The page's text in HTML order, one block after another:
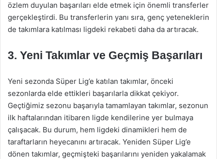
özlem duyulan başarıları elde etmek için önemli transferler
gerçekleştirdi. Bu transferlerin yanı sıra, genç yeteneklerin
de takımlara katılması ligdeki rekabeti daha da artıracak.
3. Yeni Takımlar ve Geçmiş Başarıları
Yeni sezonda Süper Lig’e katılan takımlar, önceki
sezonlarda elde ettikleri başarılarla dikkat çekiyor.
Geçtiğimiz sezonu başarıyla tamamlayan takımlar, sezonun
ilk haftalarından itibaren ligde kendilerine yer bulmaya
çalışacak. Bu durum, hem ligdeki dinamikleri hem de
taraftarların heyecanını artıracak. Yeniden Süper Lig’e
dönen takımlar, geçmişteki başarılarını yeniden yakalamak